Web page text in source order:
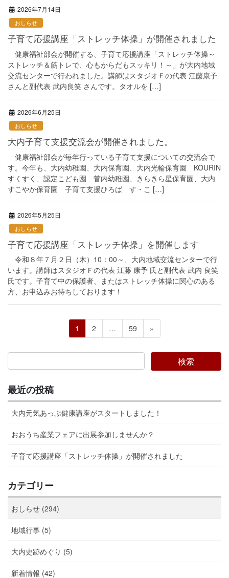
2026年7月14日
おしらせ
子育て応援講座「ストレッチ体操」が開催されました
健康福祉部会が開催する、子育て応援講座「ストレッチ体操～
ストレッチ＆筋トレで、心もからだもスッキリ！～」が大内地域
交流センターで行われました。講師はスタジオＦの代表 江藤康予
さんと副代表 武内良笑 さんです。タオルを […]
2026年6月25日
おしらせ
大内子育て支援交流会が開催されました。
健康福祉部会が毎年行っている子育て支援についての交流会で
す。今年も、大内幼稚園、大内保育園、大内光輪保育園 KOURIN
すくすく、認定こども園 菅内幼稚園、きらきら星保育園、大内
すこやか保育園 子育て支援ひろば す・こ […]
2026年5月25日
おしらせ
子育て応援講座「ストレッチ体操」を開催します
令和８年７月２日（木）10：00～、大内地域交流センターで行
います。講師はスタジオＦの代表 江藤 康予 氏と副代表 武内 良笑
氏です。子育て中の保護者、またはストレッチ体操に関心のある
方、お申込みお待ちしております！
ペ
ー
ジ
送
り
ペ
ー
ジ
1
ペ
ー
ジ
2 …
ペ
ー
ジ
59 »
最近の投稿
大内元気あっぷ健康講座がスタートしました！
おおうち産業フェアに出展参加しませんか？
子育て応援講座「ストレッチ体操」が開催されました
カテゴリー
おしらせ (294)
地域行事 (5)
大内史跡めぐり (5)
新着情報 (42)